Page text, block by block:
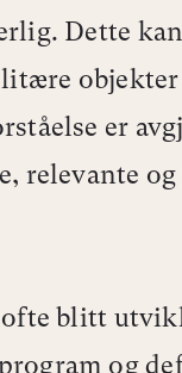
Dette
er
relevante
blitt
og